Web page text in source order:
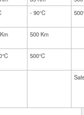
- 90°C
500 Km
500°C